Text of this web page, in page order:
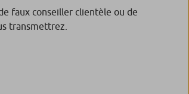
faux conseiller clientèle ou de
transmettrez.